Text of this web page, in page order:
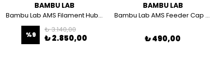
BAMBU LAB
Bambu Lab AMS Filament Hub Motor - SPP038
%9
₺ 3.140,00
₺ 2.850,00
BAMBU LAB
Bambu Lab AMS Feeder Cap SAA018
₺ 490,00